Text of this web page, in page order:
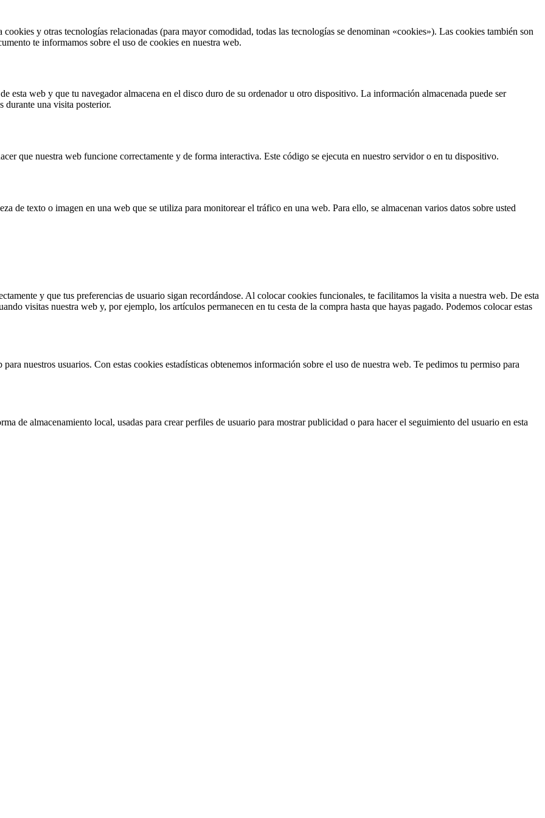
y otras tecnologías relacionadas (para mayor comodidad, todas las tecnologías se denominan «cookies»). Las cookies también son
te informamos sobre el uso de cookies en nuestra web.
esta web y que tu navegador almacena en el disco duro de su ordenador u otro dispositivo. La información almacenada puede ser
durante una visita posterior.
que nuestra web funcione correctamente y de forma interactiva. Este código se ejecuta en nuestro servidor o en tu dispositivo.
de texto o imagen en una web que se utiliza para monitorear el tráfico en una web. Para ello, se almacenan varios datos sobre usted
y que tus preferencias de usuario sigan recordándose. Al colocar cookies funcionales, te facilitamos la visita a nuestra web. De esta
visitas nuestra web y, por ejemplo, los artículos permanecen en tu cesta de la compra hasta que hayas pagado. Podemos colocar estas
nuestros usuarios. Con estas cookies estadísticas obtenemos información sobre el uso de nuestra web. Te pedimos tu permiso para
de almacenamiento local, usadas para crear perfiles de usuario para mostrar publicidad o para hacer el seguimiento del usuario en esta